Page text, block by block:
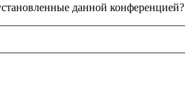
данной конференцией?